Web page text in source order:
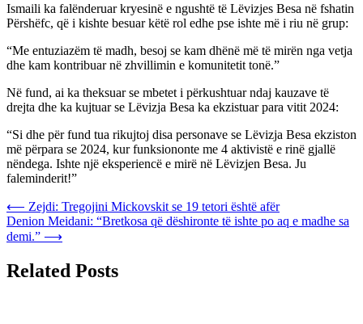
Ismaili ka falënderuar kryesinë e ngushtë të Lëvizjes Besa në fshatin
Përshëfc, që i kishte besuar këtë rol edhe pse ishte më i riu në grup:
“Me entuziazëm të madh, besoj se kam dhënë më të mirën nga vetja
dhe kam kontribuar në zhvillimin e komunitetit tonë.”
Në fund, ai ka theksuar se mbetet i përkushtuar ndaj kauzave të
drejta dhe ka kujtuar se Lëvizja Besa ka ekzistuar para vitit 2024:
“Si dhe për fund tua rikujtoj disa personave se Lëvizja Besa ekziston
më përpara se 2024, kur funksiononte me 4 aktivistë e rinë gjallë
nëndega. Ishte një eksperiencë e mirë në Lëvizjen Besa. Ju
faleminderit!”
Post
navigation
⟵ Zejdi: Tregojini Mickovskit se 19 tetori është afër
Denion Meidani: “Bretkosa që dëshironte të ishte po aq e madhe sa
demi.” ⟶
Related Posts